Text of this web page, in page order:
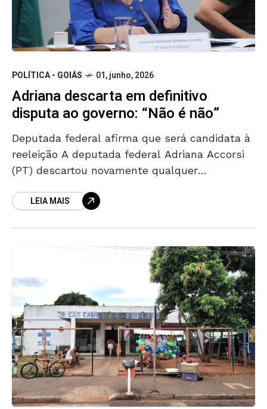
POLÍTICA - GOIÁS 01, junho, 2026
Adriana descarta em definitivo
disputa ao governo: “Não é não”
Deputada federal afirma que será candidata à
reeleição A deputada federal Adriana Accorsi
(PT) descartou novamente qualquer
nas eleições de 2026. A parlamentar
LEIA MAIS